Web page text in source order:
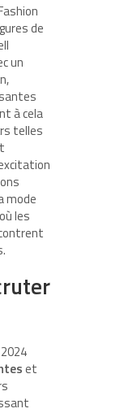
de
un
à cela
telles
mode
les
et